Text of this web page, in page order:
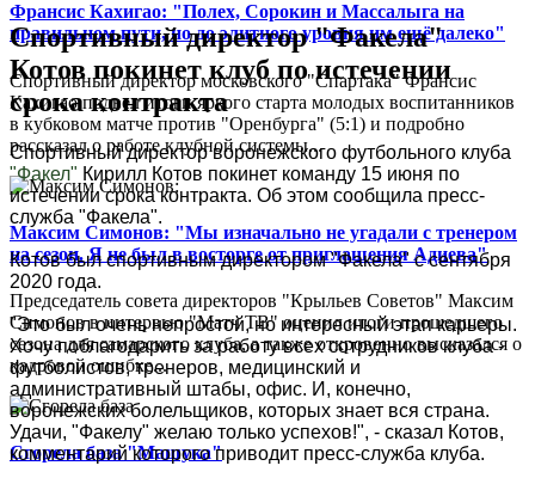
Франсис Кахигао: "Полех, Сорокин и Массалыга на
правильном пути, но до элитного уровня им ещё далеко"
Спортивный директор московского "Спартака" Франсис
Кахигао подвел итоги яркого старта молодых воспитанников
в кубковом матче против "Оренбурга" (5:1) и подробно
рассказал о работе клубной системы...
Максим Симонов: "Мы изначально не угадали с тренером
на сезон. Я не был в восторге от приглашения Адиева"
Председатель совета директоров "Крыльев Советов" Максим
Симонов в интервью "Матч ТВ" оценил итоги прошедшего
сезона для самарского клуба, а также откровенно высказался о
кадровой ошибке...
Сгорела база "Машука"
Спортивный директор "Факела"
Котов покинет клуб по истечении
срока контракта
Спортивный директор воронежского футбольного клуба
"Факел" Кирилл Котов покинет команду 15 июня по
истечении срока контракта. Об этом сообщила пресс-
служба "Факела".
Котов был спортивным директором "Факела" с сентября
2020 года.
"Это был очень непростой, но интересный этап карьеры.
Хочу поблагодарить за работу всех сотрудников клуба -
футболистов, тренеров, медицинский и
административный штабы, офис. И, конечно,
воронежских болельщиков, которых знает вся страна.
Удачи, "Факелу" желаю только успехов!", - сказал Котов,
комментарий которого приводит пресс-служба клуба.